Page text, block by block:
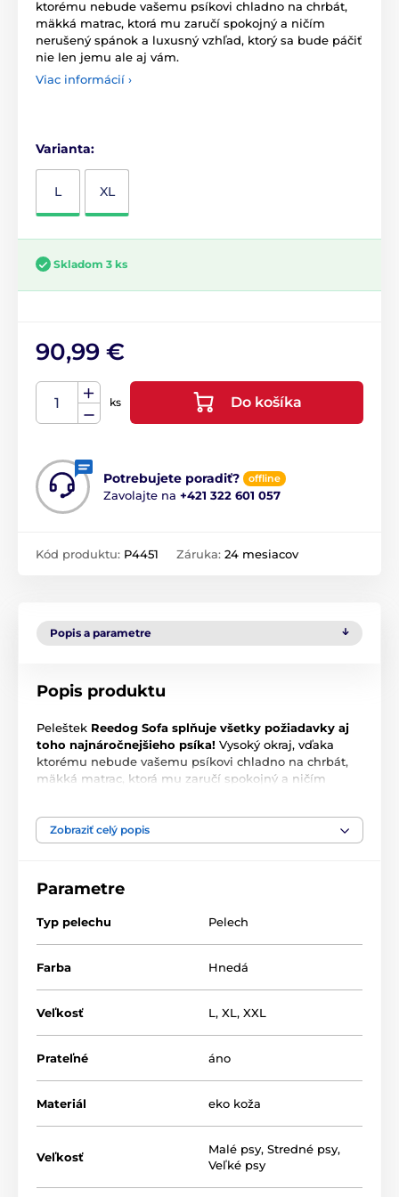
ktorému nebude vašemu psíkovi chladno na chrbát,
mäkká matrac, ktorá mu zaručí spokojný a ničím
nerušený spánok a luxusný vzhľad, ktorý sa bude páčiť
nie len jemu ale aj vám.
Viac informácií ›
Varianta:
L XL
Skladom 3 ks
90,99 €
ks Do košíka
Potrebujete poradiť? offline
Zavolajte na +421 322 601 057
Kód produktu: P4451 Záruka: 24 mesiacov
Popis a parametre
Popis produktu
Peleštek Reedog Sofa splňuje všetky požiadavky aj
toho najnáročnejšieho psíka! Vysoký okraj, vďaka
ktorému nebude vašemu psíkovi chladno na chrbát,
mäkká matrac, ktorá mu zaručí spokojný a ničím
Vrchná časť - EKO koža, matrac
Pelechy REEDOG Sofa sú pre tých najnáročnejších
Zobraziť celý popis
Parametre
Typ pelechu Pelech
Farba Hnedá
Veľkosť L, XL, XXL
Prateľné áno
Materiál eko koža
Veľkosť
Malé psy, Stredné psy,
Veľké psy